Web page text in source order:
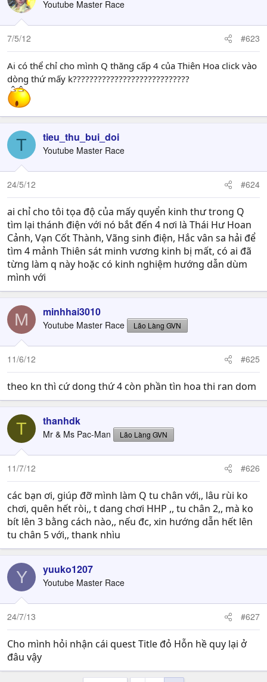
Youtube Master Race
7/5/12 #623
Ai có thể chỉ cho mình Q thăng cấp 4 của Thiên Hoa click vào
dòng thứ mấy k????????????????????????????
T tieu_thu_bui_doi
Youtube Master Race
24/5/12 #624
ai chỉ cho tôi tọa độ của mấy quyển kinh thư trong Q
tìm lại thánh điện với nó bắt đến 4 nơi là Thái Hư Hoan
Cảnh, Vạn Cốt Thành, Vãng sinh điện, Hắc vân sa hải để
tìm 4 mảnh Thiên sát minh vương kinh bị mất, có ai đã
từng làm q này hoặc có kinh nghiệm hướng dẫn dùm
mình với
M minhhai3010
Youtube Master Race Lão Làng GVN
11/6/12 #625
theo kn thì cứ dong thứ 4 còn phần tìn hoa thi ran dom
T thanhdk
Mr & Ms Pac-Man Lão Làng GVN
11/7/12 #626
các bạn ơi, giúp đỡ mình làm Q tu chân với,, lâu rùi ko
chơi, quên hết ròi,, t dang chơi HHP ,, tu chân 2,, mà ko
bít lên 3 bằng cách nào,, nếu đc, xin hướng dẫn hết lên
tu chân 5 với,, thank nhìu
Y yuuko1207
Youtube Master Race
24/7/13 #627
Cho mình hỏi nhận cái quest Title đỏ Hỗn hề quy lại ở
đâu vậy